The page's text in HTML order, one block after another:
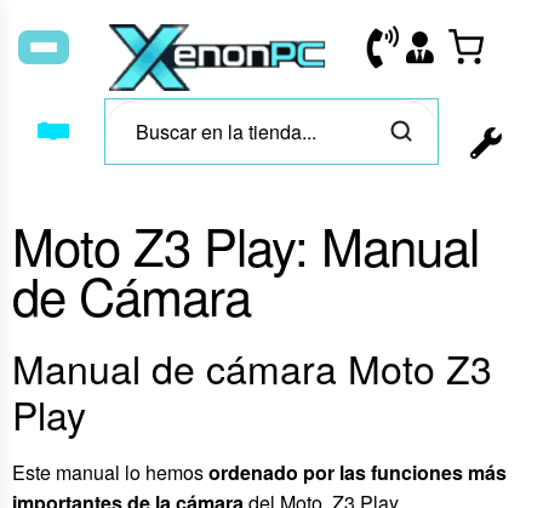
Moto Z3 Play: Manual
de Cámara
Manual de cámara Moto Z3
Play
Este manual lo hemosordenado por las funciones más